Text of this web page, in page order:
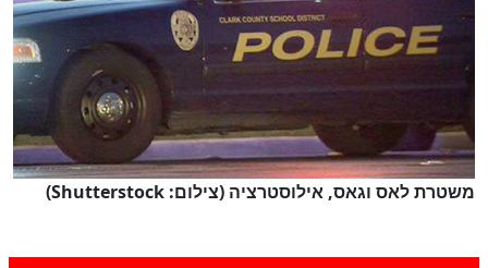
משטרת לאס וגאס, אילוסטרציה (צילום: Shutterstock)